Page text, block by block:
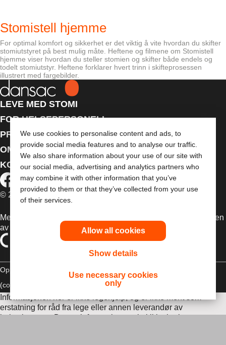
We use cookies to personalise content and ads, to
provide social media features and to analyse our traffic.
We also share information about your use of our site with
our social media, advertising and analytics partners who
may combine it with other information that you’ve
provided to them or that they’ve collected from your use
of their services.
Allow all cookies
Show details
Use necessary cookies
only
Stomistell hjemme
For optimal komfort og sikkerhet er det viktig å vite hvordan du skifter
stomiutstyret på best mulig måte. Heftene og filmene om Stomistell
hjemme viser hvordan du steller stomien og skifter både endels og
todelt stomiutstyr. Heftene forklarer hvert trinn i skifteprosessen
illustrert med fargebilder.
LEVE MED STOMI
FOR HELSEPERSONELL
PRODUKTER
OM OSS
KONTAKT OSS
© 2026 Dansac A/S. Med enerett.
Medisinsk utstyr som selges i EU er etter behov merket med en
av følgende symboler
Opphavsrettt
(cookies)
Informasjonen her er ikke legehjelp, og er ikke ment som
erstatning for råd fra lege eller annen leverandør av
helsetjenester. Denne informasjonen skal ikke brukes som